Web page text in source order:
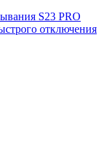
S23 PRO
отключения